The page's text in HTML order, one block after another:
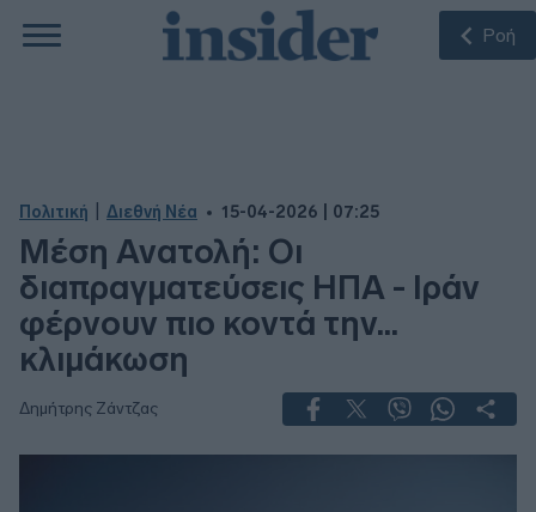
Ροή
Πολιτική Διεθνή Νέα 15-04-2026 | 07:25
Μέση Ανατολή: Οι
διαπραγματεύσεις ΗΠΑ - Ιράν
φέρνουν πιο κοντά την...
κλιμάκωση
Δημήτρης Ζάντζας